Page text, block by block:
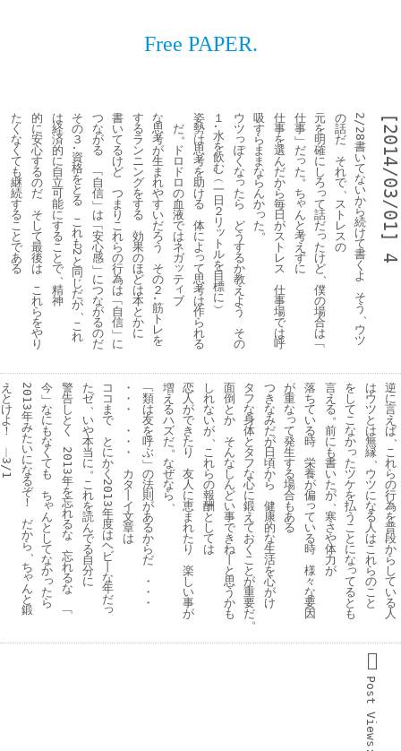
Free PAPER.
[2014/03/01]
4
2/28
書
い
て
な
い
か
ら
続
け
て
書
く
よ
そ
う、
ウ
ツ
の
話
だ
そ
れ
で、
ス
ト
レ
ス
の
元
を
明
確
に
し
ろ
っ
て
話
だ
っ
た
け
ど、
僕
の
場
合
は
﹁
仕
事
﹂
だ
っ
た。
ち
ゃ
ん
と
考
え
ず
に
仕
事
を
選
ん
だ
か
ら
毎
日
が
ス
ト
レ
ス
仕
事
場
で
は
呼
吸
す
ら
ま
ま
な
ら
ん
か
っ
た。
ウ
ツ
っ
ぽ
く
な
っ
た
ら
ど
う
す
る
か
教
え
よ
う
そ
の
１
.
水
を
飲
む
︵
一
日
２
リ
ッ
ト
ル
を
目
標
に
︶
姿
勢
は
思
考
を
助
け
る
体
に
よ
っ
て
思
考
は
作
ら
れ
る
だ。
ド
ロ
ド
ロ
の
血
液
で
は
ネ
ガ
ッ
テ
ィ
ブ
な
思
考
が
生
ま
れ
や
す
い
だ
ろ
う
そ
の
２
.
筋
ト
レ
を
す
る
ラ
ン
ニ
ン
グ
を
す
る
効
果
の
ほ
ど
は
本
と
か
に
書
い
て
る
け
ど
つ
ま
り
こ
れ
ら
の
行
為
は
﹁
自
信
﹂
に
つ
な
が
る
﹁
自
信
﹂
は
﹁
安
心
感
﹂
に
つ
な
が
る
の
だ
そ
の
３
.
資
格
を
と
る
こ
れ
も
2
と
同
じ
だ
が、
こ
れ
は
経
済
的
に
自
立
可
能
に
す
る
こ
と
で、
精
神
的
に
安
心
す
る
の
だ
そ
し
て
最
後
は
こ
れ
ら
を
や
り
た
く
な
く
て
も
継
続
す
る
こ
と
で
あ
る
逆
に
言
え
ば
こ
れ
ら
の
行
為
を
普
段
か
ら
し
て
い
る
人
は
ウ
ツ
と
は
無
縁、
ウ
ツ
に
な
る
人
は
こ
れ
ら
の
こ
と
を
し
て
こ
な
か
っ
た
ツ
ケ
を
払
う
こ
と
に
な
っ
て
る
と
も
言
え
る。
前
に
も
書
い
た
が、
寒
さ
や
体
力
が
落
ち
て
い
る
時
栄
養
が
偏
っ
て
い
る
時
様
々
な
要
因
が
重
な
っ
て
発
生
す
る
場
合
も
あ
る
つ
き
な
み
だ
が
日
頃
か
ら
健
康
的
な
生
活
を
心
が
け
タ
フ
な
身
体
と
タ
フ
な
心
に
鍛
え
て
お
く
こ
と
が
重
要
だ。
面
倒
と
か
そ
ん
な
し
ん
ど
い
事
で
き
ね
と
思
う
か
も
し
れ
な
い
が、
こ
れ
ら
の
報
酬
と
し
て
は
恋
人
が
で
き
た
り
友
人
に
恵
ま
れ
た
り
楽
し
い
事
が
増
え
る
ハ
ズ
だ。
な
ぜ
な
ら、
﹁
類
は
友
を
呼
ぶ
﹂
の
法
則
が
あ
る
か
ら
だ
・
・
・
・
・
・
・
・
・
カ
タ
イ
文
章
は
コ
コ
ま
で
と
に
か
く
2013
年
度
は
ヘ
ビ
な
年
だ
っ
た
ゼ、
い
や
本
当
に。
こ
れ
を
読
ん
で
る
自
分
に
警
告
し
と
く
2013
年
を
忘
れ
る
な
忘
れ
る
な
﹁
今
﹂
な
に
も
な
く
て
も
ち
ゃ
ん
と
し
て
な
か
っ
た
ら
2013
年
み
た
い
に
な
る
ぞ
！
だ
か
ら、
ち
ゃ
ん
と
鍛
え
と
け
よ
！
︱
3/1
Post
Views: